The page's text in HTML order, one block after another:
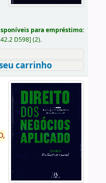
para empréstimo:
D598] (2).
carrinho